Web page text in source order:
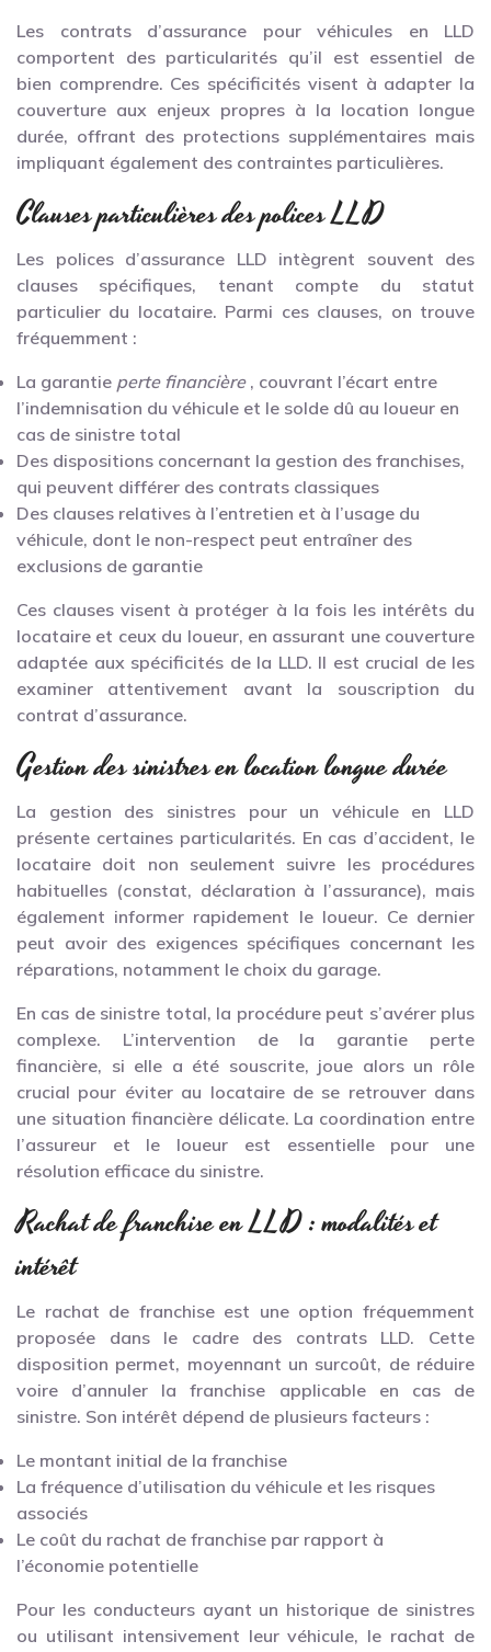
Les contrats d’assurance pour véhicules en LLD
comportent des particularités qu’il est essentiel de
bien comprendre. Ces spécificités visent à adapter la
couverture aux enjeux propres à la location longue
durée, offrant des protections supplémentaires mais
impliquant également des contraintes particulières.
Clauses particulières des polices LLD
Les polices d’assurance LLD intègrent souvent des
clauses spécifiques, tenant compte du statut
particulier du locataire. Parmi ces clauses, on trouve
fréquemment :
La garantie perte financière , couvrant l’écart entre
l’indemnisation du véhicule et le solde dû au loueur en
cas de sinistre total
Des dispositions concernant la gestion des franchises,
qui peuvent différer des contrats classiques
Des clauses relatives à l’entretien et à l’usage du
véhicule, dont le non-respect peut entraîner des
exclusions de garantie
Ces clauses visent à protéger à la fois les intérêts du
locataire et ceux du loueur, en assurant une couverture
adaptée aux spécificités de la LLD. Il est crucial de les
examiner attentivement avant la souscription du
contrat d’assurance.
Gestion des sinistres en location longue durée
La gestion des sinistres pour un véhicule en LLD
présente certaines particularités. En cas d’accident, le
locataire doit non seulement suivre les procédures
habituelles (constat, déclaration à l’assurance), mais
également informer rapidement le loueur. Ce dernier
peut avoir des exigences spécifiques concernant les
réparations, notamment le choix du garage.
En cas de sinistre total, la procédure peut s’avérer plus
complexe. L’intervention de la garantie perte
financière, si elle a été souscrite, joue alors un rôle
crucial pour éviter au locataire de se retrouver dans
une situation financière délicate. La coordination entre
l’assureur et le loueur est essentielle pour une
résolution efficace du sinistre.
Rachat de franchise en LLD : modalités et
intérêt
Le rachat de franchise est une option fréquemment
proposée dans le cadre des contrats LLD. Cette
disposition permet, moyennant un surcoût, de réduire
voire d’annuler la franchise applicable en cas de
sinistre. Son intérêt dépend de plusieurs facteurs :
Le montant initial de la franchise
La fréquence d’utilisation du véhicule et les risques
associés
Le coût du rachat de franchise par rapport à
l’économie potentielle
Pour les conducteurs ayant un historique de sinistres
ou utilisant intensivement leur véhicule, le rachat de